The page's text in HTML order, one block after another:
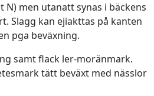
N) men utanatt synas i bäckens
Slagg kan ejiakttas på kanten
pga beväxning.
samt flack ler-moränmark.
tätt beväxt med nässlor